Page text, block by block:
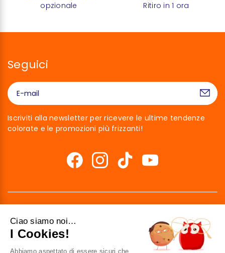
opzionale
Ritiro in 1 ora
Seguici
Iscriviti alla newsletter per ricevere le ultime tendenze
colorate e le promozioni più frizzanti!
Ciao siamo noi…
I Cookies!
Abbiamo aspettato di essere sicuri che